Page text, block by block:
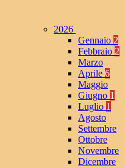
2026
Gennaio 2
Febbraio 2
Marzo
Aprile 6
Maggio
Giugno 1
Luglio 1
Agosto
Settembre
Ottobre
Novembre
Dicembre